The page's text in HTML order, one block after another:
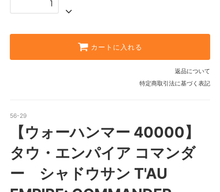
カートに入れる
返品について
特定商取引法に基づく表記
56-29
【ウォーハンマー 40000】
タウ・エンパイア コマンダ
ー シャドウサン T'AU